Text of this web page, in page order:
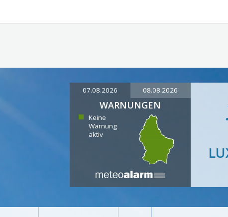
07.08.2026 08.08.2026
WARNUNGEN
Keine
Warnung
aktiv